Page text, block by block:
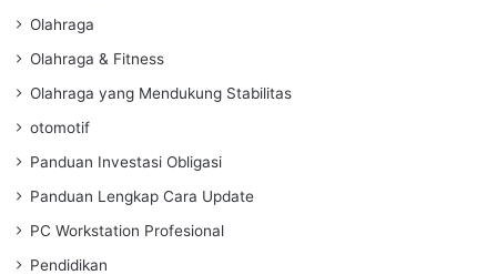
Olahraga
Olahraga & Fitness
Olahraga yang Mendukung Stabilitas
otomotif
Panduan Investasi Obligasi
Panduan Lengkap Cara Update
PC Workstation Profesional
Pendidikan